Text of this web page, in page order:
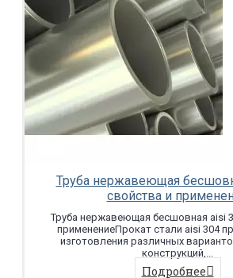
Труба нержавеющая
свойства и
Труба нержавеющая бесшовная aisi
применениеПрокат стали aisi 304
изготовления различных
конструкций,...
Подробнее